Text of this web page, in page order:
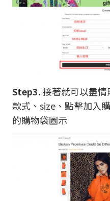
Step3.接著就可以盡
款式、size、點擊加入
的購物袋圖示